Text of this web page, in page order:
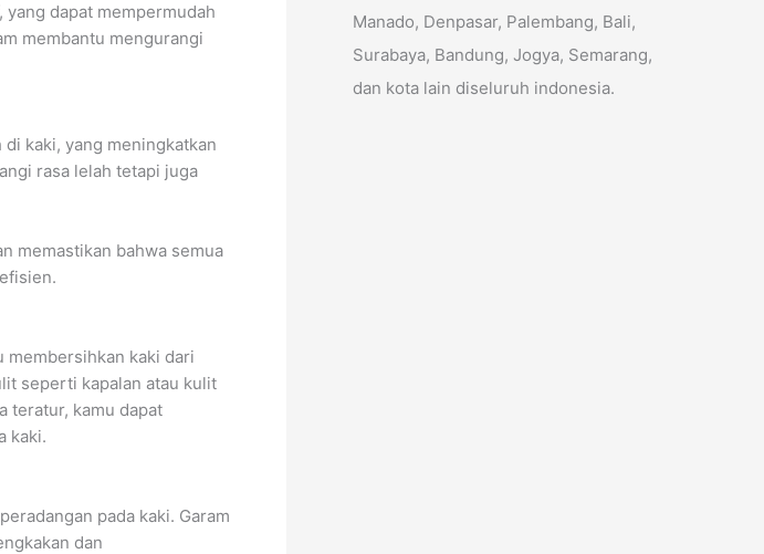
dapat mempermudah
membantu mengurangi
kaki, yang meningkatkan
rasa lelah tetapi juga
memastikan bahwa semua
membersihkan kaki dari
seperti kapalan atau kulit
teratur, kamu dapat
kaki.
pada kaki. Garam
dan
Manado, Denpasar, Palembang, Bali,
Surabaya, Bandung, Jogya, Semarang,
dan kota lain diseluruh indonesia.